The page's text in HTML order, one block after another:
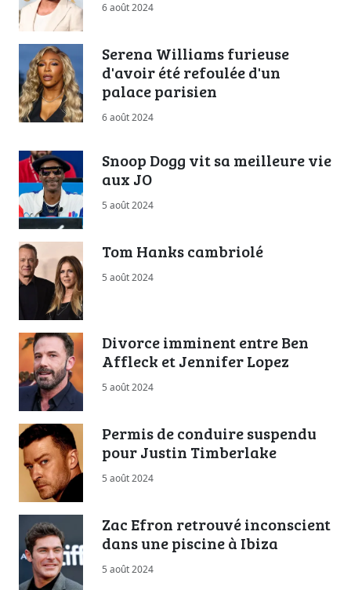
6 août 2024
Serena Williams furieuse
d'avoir été refoulée d'un
palace parisien
6 août 2024
Snoop Dogg vit sa meilleure vie
aux JO
5 août 2024
Tom Hanks cambriolé
5 août 2024
Divorce imminent entre Ben
Affleck et Jennifer Lopez
5 août 2024
Permis de conduire suspendu
pour Justin Timberlake
5 août 2024
Zac Efron retrouvé inconscient
dans une piscine à Ibiza
5 août 2024